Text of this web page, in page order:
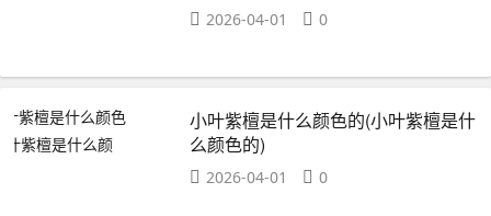
2026-04-01 0
小叶紫檀是什么颜色的(小叶紫檀是什
么颜色的)
2026-04-01 0